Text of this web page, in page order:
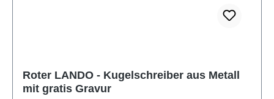
Roter LANDO - Kugelschreiber aus Metall
mit gratis Gravur